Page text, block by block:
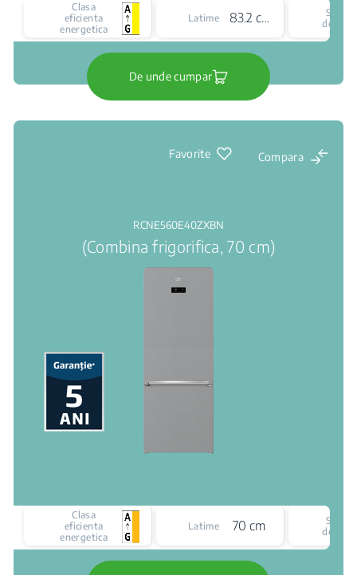
Clasa
eficienta
energetica
Latime 83.2 cm
Sistem
de
De unde cumpar
Favorite Compara
RCNE560E40ZXBN
(Combina frigorifica, 70 cm)
Clasa
eficienta
energetica
Latime 70 cm
Sistem
de